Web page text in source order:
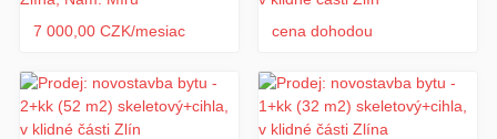
7 000,00 CZK/mesiac cena dohodou